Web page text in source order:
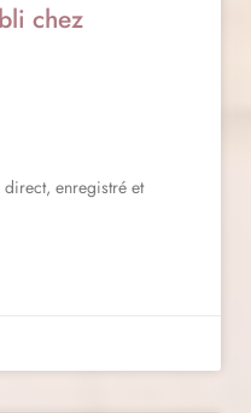
chez
enregistré et